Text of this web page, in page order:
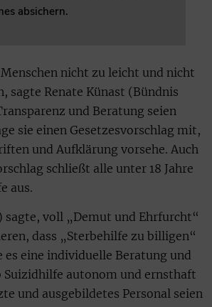
absichern.
nicht zu leicht und nicht
sagte Renate Künast (Bündnis
und Beratung seien
sie einen Gesetzesvorschlag mit,
und Aufklärung vorsehe. Auch
schließt alle unter 18 Jahre
aus.
sagte, voll „Demut und Ehrfurcht“
dass „Sterbehilfe zu billigen“
es eine individuelle Beratung und
Suizidhilfe autonom und ernsthaft
und ausgebildetes Personal seien